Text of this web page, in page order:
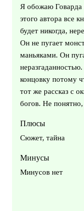
Я обожаю Говарда
этого автора все
будет никогда,
Он не пугает
маньяками. Он
концовку потому
тот же рассказ с
богов. Не
Плюсы
Сюжет, тайна
Минусы
Минусов нет